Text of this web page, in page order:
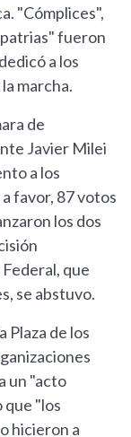
"Cómplices",
fueron
a los
marcha.
de
Javier Milei
a los
favor, 87 votos
los dos
que
se abstuvo.
Plaza de los
un "acto
que "los
hicieron a